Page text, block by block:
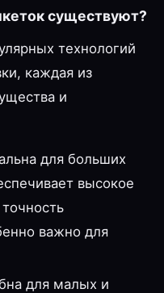
существуют?
технологий
каждая из
и
для больших
высокое
важно для
для малых и